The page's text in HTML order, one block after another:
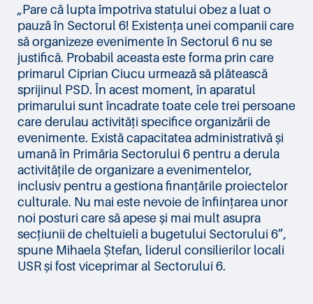
„Pare că lupta împotriva statului obez a luat o
pauză în Sectorul 6! Existența unei companii care
să organizeze evenimente în Sectorul 6 nu se
justifică. Probabil aceasta este forma prin care
primarul Ciprian Ciucu urmează să plătească
sprijinul PSD. În acest moment, în aparatul
primarului sunt încadrate toate cele trei persoane
care derulau activități specifice organizării de
evenimente. Există capacitatea administrativă și
umană în Primăria Sectorului 6 pentru a derula
activitățile de organizare a evenimentelor,
inclusiv pentru a gestiona finanțările proiectelor
culturale. Nu mai este nevoie de înființarea unor
noi posturi care să apese și mai mult asupra
secțiunii de cheltuieli a bugetului Sectorului 6”,
spune Mihaela Ștefan, liderul consilierilor locali
USR și fost viceprimar al Sectorului 6.